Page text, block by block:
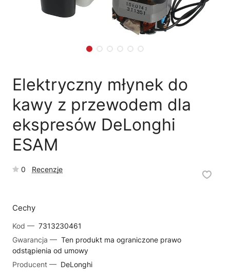
Elektryczny młynek do
kawy z przewodem dla
ekspresów DeLonghi
ESAM
0 Recenzje
Cechy
Kod — 7313230461
Gwarancja — Ten produkt ma ograniczone prawo
odstąpienia od umowy
Producent — DeLonghi
📦Reklamacja towaru